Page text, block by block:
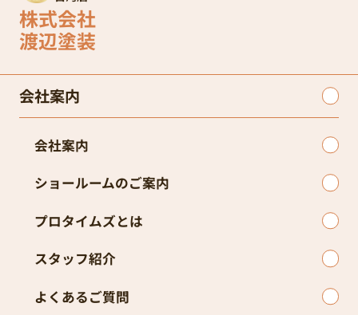
株式会社
渡辺塗装
会社案内
会社案内
ショールームのご案内
プロタイムズとは
スタッフ紹介
よくあるご質問